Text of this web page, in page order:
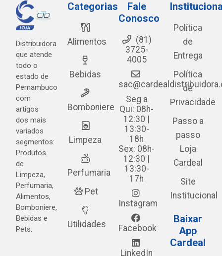
Distribuidora
que atende
todo o
estado de
Pernambuco
com
artigos
dos mais
variados
segmentos:
Produtos
de
Limpeza,
Perfumaria,
Alimentos,
Bomboniere,
Bebidas e
Pets.
Categorias
Alimentos
Bebidas
Bomboniere
Limpeza
Perfumaria
Pet
Utilidades
Fale
Conosco
(81)
3725-
4005
Seg a
Qui: 08h-
12:30 |
13:30-
18h
Sex: 08h-
12:30 |
13:30-
17h
Instagram
Facebook
LinkedIn
Política
de
Entrega
Política
de
Privacidade
Passo a
passo
Loja
Cardeal
Site
Institucional
Baixar
App
Cardeal